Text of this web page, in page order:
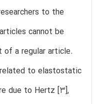
to the
cannot be
a regular article.
to elastostatic
due to Hertz [3],